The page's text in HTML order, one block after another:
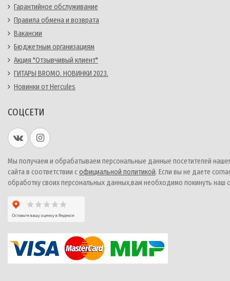
Гарантийное обслуживание
Правила обмена и возврата
Вакансии
Бюджетным организациям
Акция "Отзывчивый клиент"
ГИТАРЫ BROMO. НОВИНКИ 2023.
Новинки от Hercules
СОЦСЕТИ
Мы получаем и обрабатываем персональные данные посетителей
сайта в соответствии софициальной политикой. Если вы не даете
обработку своих персональных данных,вам необходимо покинуть наш